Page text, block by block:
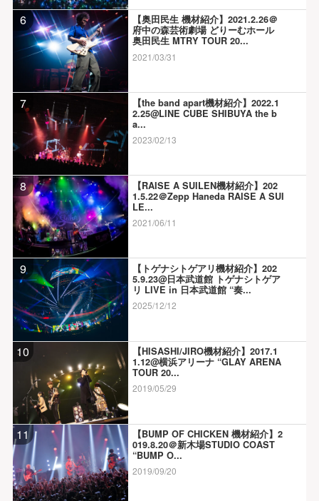
6
【奥田民生 機材紹介】2021.2.26＠
府中の森芸術劇場 どりーむホール
奥田民生 MTRY TOUR 20...
2021/03/31
7
【the band apart機材紹介】2022.1
2.25@LINE CUBE SHIBUYA the b
a...
2023/02/13
8
【RAISE A SUILEN機材紹介】202
1.5.22＠Zepp Haneda RAISE A SUI
LE...
2021/06/11
9
【トゲナシトゲアリ機材紹介】202
5.9.23@日本武道館 トゲナシトゲア
リ LIVE in 日本武道館 “奏...
2025/12/12
10
【HISASHI/JIRO機材紹介】2017.1
1.12@横浜アリーナ “GLAY ARENA
TOUR 20...
2019/05/29
11
【BUMP OF CHICKEN 機材紹介】2
019.8.20＠新木場STUDIO COAST
“BUMP O...
2019/09/20